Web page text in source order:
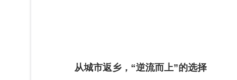
从城市返乡，“逆流而上”的选择